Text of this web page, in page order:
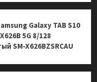
Galaxy TAB S10
5G 8/128
SM-X626BZSRCAU